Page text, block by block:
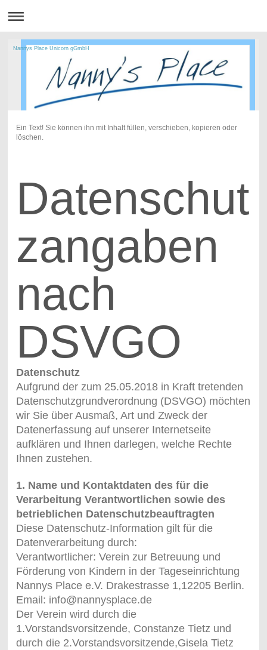
Nannys Place Unicorn gGmbH
Ein Text! Sie können ihn mit Inhalt füllen, verschieben, kopieren oder
löschen.
Datenschut
zangaben
nach
DSVGO
Datenschutz
Aufgrund der zum 25.05.2018 in Kraft tretenden
Datenschutzgrundverordnung (DSVGO) möchten
wir Sie über Ausmaß, Art und Zweck der
Datenerfassung auf unserer Internetseite
aufklären und Ihnen darlegen, welche Rechte
Ihnen zustehen.
1. Name und Kontaktdaten des für die
Verarbeitung Verantwortlichen sowie des
betrieblichen Datenschutzbeauftragten
Diese Datenschutz-Information gilt für die
Datenverarbeitung durch:
Verantwortlicher: Verein zur Betreuung und
Förderung von Kindern in der Tageseinrichtung
Nannys Place e.V. Drakestrasse 1,12205 Berlin.
Email: info@nannysplace.de
Der Verein wird durch die
1.Vorstandsvorsitzende, Constanze Tietz und
durch die 2.Vorstandsvorsitzende,Gisela Tietz